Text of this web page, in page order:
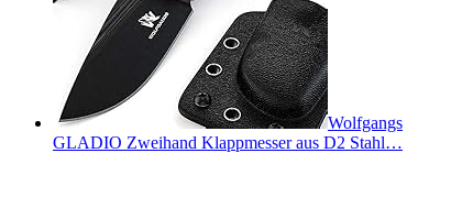
Wolfgangs
GLADIO Zweihand Klappmesser aus D2 Stahl…